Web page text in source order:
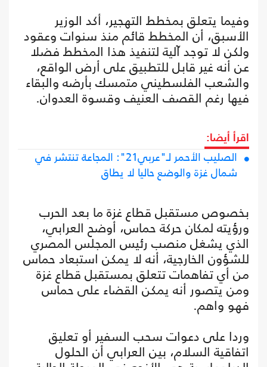
وفيما يتعلق بمخطط التهجير، أكد الوزير
الأسبق، أن المخطط قائم منذ سنوات وعقود
ولكن لا توجد آلية لتنفيذ هذا المخطط فضلا
عن أنه غير قابل للتطبيق على أرض الواقع،
والشعب الفلسطيني متمسك بأرضه والبقاء
فيها رغم القصف العنيف وقسوة العدوان.
اقرأ أيضا:
الصليب الأحمر لـ"عربي21": المجاعة تنتشر في
شمال غزة والوضع حاليا لا يطاق
بخصوص مستقبل قطاع غزة ما بعد الحرب
ورؤيته لمكان حركة حماس، أوضح العرابي،
الذي يشغل منصب رئيس المجلس المصري
للشؤون الخارجية، أنه لا يمكن استبعاد حماس
من أي تفاهمات تتعلق بمستقبل قطاع غزة
ومن يتصور أنه يمكن القضاء على حماس
فهو واهم.
وردا على دعوات سحب السفير أو تعليق
اتفاقية السلام، بين العرابي أن الحلول